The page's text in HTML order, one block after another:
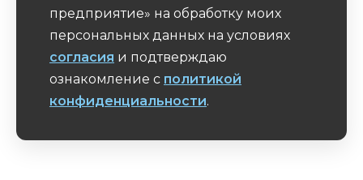
предприятие» на обработку моих
персональных данных на условиях
согласия и подтверждаю
ознакомление с политикой
конфиденциальности.